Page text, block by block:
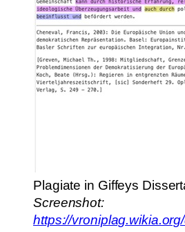
Plagiate in Giffeys
Screenshot:
https://